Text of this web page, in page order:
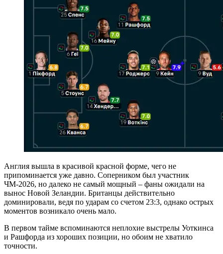
Англия вышла в красивой красной форме, чего не
припоминается уже давно. Соперником был участник
ЧМ-2026, но далеко не самый мощный – фаны ожидали на
вынос Новой Зеландии. Британцы действительно
доминировали, ведя по ударам со счетом 23:3, однако острых
моментов возникало очень мало.
В первом тайме вспоминаются неплохие выстрелы Уоткинса
и Рашфорда из хороших позиции, но обоим не хватило
точности.